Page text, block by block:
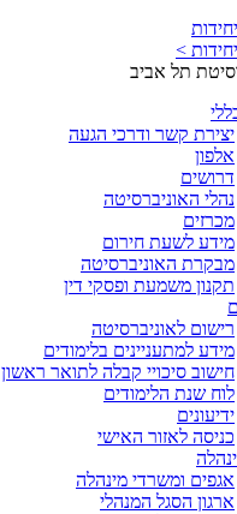
>
יצירת קשר ודרכי הגעה
אלפון
דרושים
נהלי האוניברסיטה
מכרזים
מידע לשעת חירום
מבקרת האוניברסיטה
תקנון משמעת ופסקי דין
רישום לאוניברסיטה
מידע למתעניינים בלימודים
חישוב סיכויי קבלה לתואר ראשון
לוח שנת הלימודים
ידיעונים
כניסה לאזור האישי
אגפים ומשרדי מינהלה
ארגון הסגל המנהלי